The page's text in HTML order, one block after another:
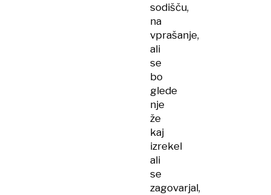
sodišču,
na
vprašanje,
ali
se
bo
glede
nje
že
kaj
izrekel
ali
se
zagovarjal,